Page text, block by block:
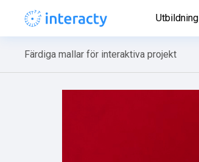
Utbildning
Färdiga mallar för interaktiva projekt